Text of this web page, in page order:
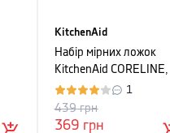
KitchenAid
Набір мірних ложок
KitchenAid CORELINE,
сірий, 5 шт
1
369 грн
439грн